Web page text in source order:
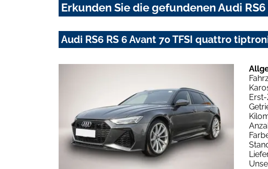
Erkunden Sie die gefundenen Audi
Audi RS6 RS 6 Avant 70 TFSI quattro